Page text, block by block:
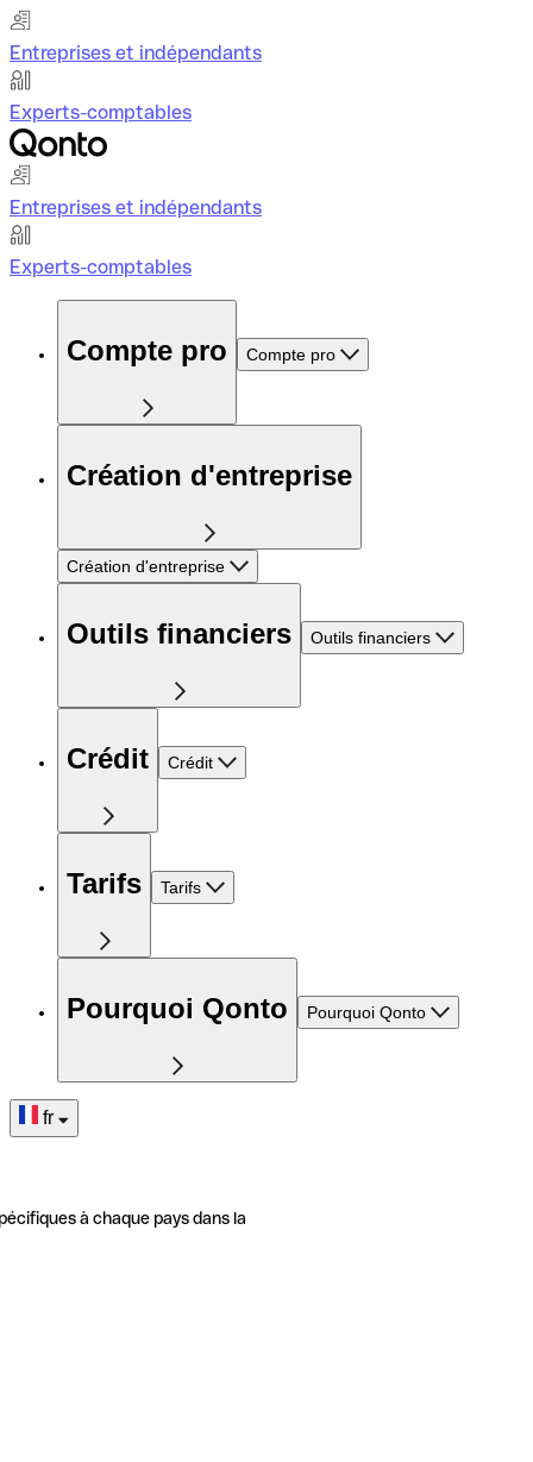
Entreprises et indépendants
Experts-comptables
Entreprises et indépendants
Experts-comptables
Compte pro Compte pro
Création d'entreprise
Création d'entreprise
Outils financiers Outils financiers
Crédit Crédit
Tarifs Tarifs
Pourquoi Qonto Pourquoi Qonto
fr
à chaque pays dans la